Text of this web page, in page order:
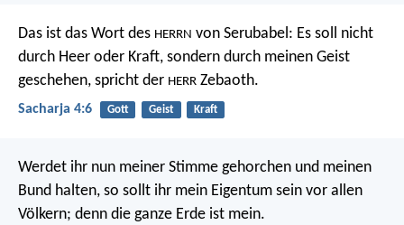
Das ist das Wort des HERRN von Serubabel: Es soll nicht
durch Heer oder Kraft, sondern durch meinen Geist
geschehen, spricht der HERR Zebaoth.
Sacharja 4:6 Gott Geist Kraft
Werdet ihr nun meiner Stimme gehorchen und meinen
Bund halten, so sollt ihr mein Eigentum sein vor allen
Völkern; denn die ganze Erde ist mein.